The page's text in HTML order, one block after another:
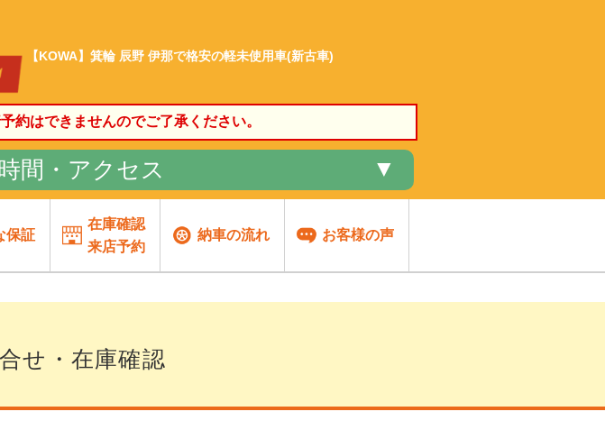
【KOWA】箕輪 辰野 伊那で格安の軽未使用車(新古車)
約はできませんのでご了承ください。
間・アクセス ▼
保証
在庫確認
来店予約
納車の流れ お客様の声
せ・在庫確認